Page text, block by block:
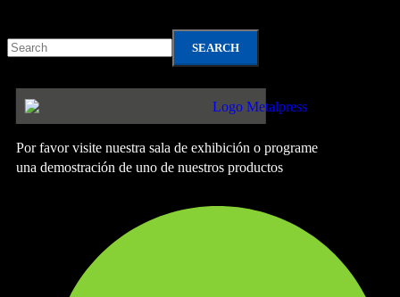
SEARCH
Por favor visite nuestra sala de exhibición o programe
una demostración de uno de nuestros productos